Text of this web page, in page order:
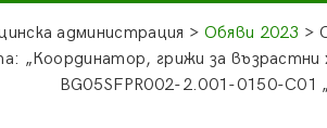
администрация > Обяви 2023 >
„Координатор, грижи за
BG05SFPR002-2.001-0150-С01